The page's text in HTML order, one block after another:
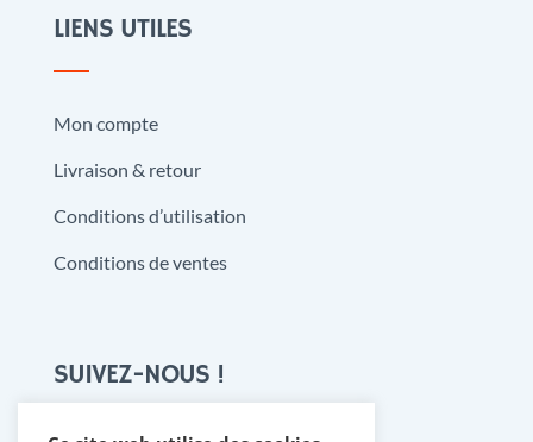
LIENS UTILES
Mon compte
Livraison & retour
Conditions d’utilisation
Conditions de ventes
SUIVEZ-NOUS !